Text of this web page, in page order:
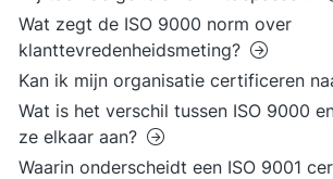
Wat zegt de ISO 9000 norm over
klanttevredenheidsmeting?
Kan ik mijn organisatie certificeren
Wat is het verschil tussen ISO 9000
ze elkaar aan?
Waarin onderscheidt een ISO 9001